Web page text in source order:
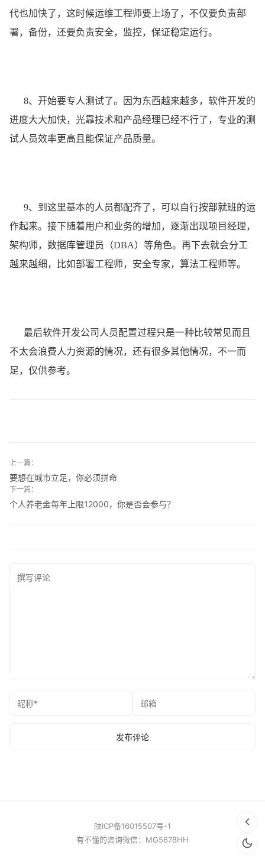
代也加快了，这时候运维工程师要上场了，不仅要负责部
署，备份，还要负责安全，监控，保证稳定运行。
8、开始要专人测试了。因为东西越来越多，软件开发的
进度大大加快，光靠技术和产品经理已经不行了，专业的测
试人员效率更高且能保证产品质量。
9、到这里基本的人员都配齐了，可以自行按部就班的运
作起来。接下随着用户和业务的增加，逐渐出现项目经理，
架构师，数据库管理员（DBA）等角色。再下去就会分工
越来越细，比如部署工程师，安全专家，算法工程师等。
最后软件开发公司人员配置过程只是一种比较常见而且
不太会浪费人力资源的情况，还有很多其他情况，不一而
足，仅供参考。
上一篇：
要想在城市立足，你必须拼命
下一篇：
个人养老金每年上限12000，你是否会参与？
陕ICP备16015507号-1
有不懂的咨询微信：MG5678HH